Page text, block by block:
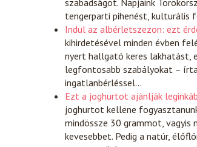
szabadságot. Napjaink
tengerparti pihenést, kulturális
Indul az albérletszezon: ezt
kihirdetésével minden évben
nyert hallgató keres lakhatást,
legfontosabb szabályokat –
ingatlanbérléssel…
Ezt a joghurtot ajánlják
joghurtot kellene
mindössze 30 grammot, vagyis
kevesebbet. Pedig a natúr,